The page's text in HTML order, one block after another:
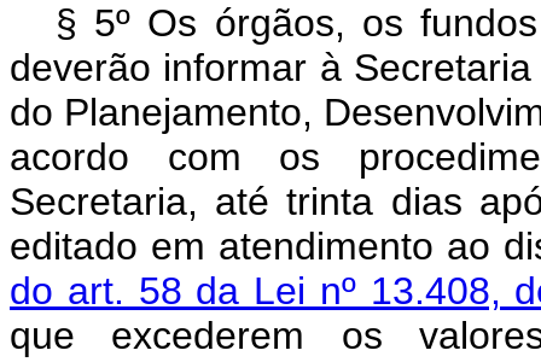
§ 5º Os órgãos, os
deverão informar à
do Planejamento,
acordo com os
Secretaria, até trinta dias
editado em atendimento ao
do art. 58 da Lei nº 13.408,
que excederem os